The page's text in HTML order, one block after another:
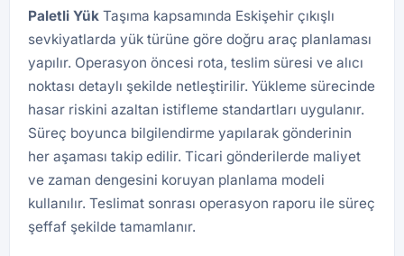
Paletli Yük Taşıma kapsamında Eskişehir çıkışlı
sevkiyatlarda yük türüne göre doğru araç planlaması
yapılır. Operasyon öncesi rota, teslim süresi ve alıcı
noktası detaylı şekilde netleştirilir. Yükleme sürecinde
hasar riskini azaltan istifleme standartları uygulanır.
Süreç boyunca bilgilendirme yapılarak gönderinin
her aşaması takip edilir. Ticari gönderilerde maliyet
ve zaman dengesini koruyan planlama modeli
kullanılır. Teslimat sonrası operasyon raporu ile süreç
şeffaf şekilde tamamlanır.